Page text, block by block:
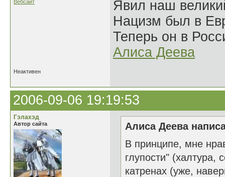
Вебсайт
Явил наш
Нацизм был в
Теперь он в
Алиса Деева
Неактивен
2006-09-06 19:19:53
Гэлахэд
Автор сайта
Алиса Деева
В принципе, мне
глупости" (халтура,
катренах (уже,